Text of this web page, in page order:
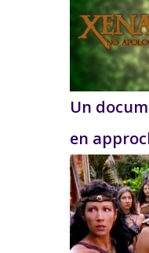
Un
en